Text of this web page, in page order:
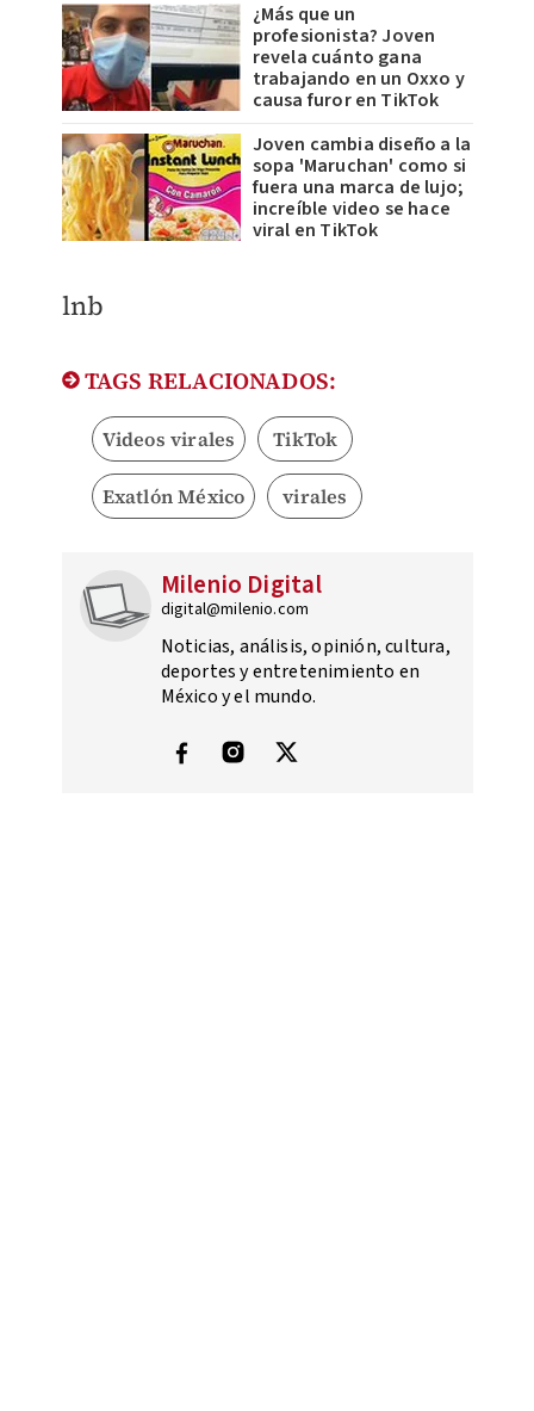
¿Más que un
profesionista? Joven
revela cuánto gana
trabajando en un Oxxo y
causa furor en TikTok
Joven cambia diseño a la
sopa 'Maruchan' como si
fuera una marca de lujo;
increíble video se hace
viral en TikTok
lnb
TAGS RELACIONADOS:
Videos virales TikTok
Exatlón México virales
Milenio Digital
digital@milenio.com
Noticias, análisis, opinión, cultura,
deportes y entretenimiento en
México y el mundo.